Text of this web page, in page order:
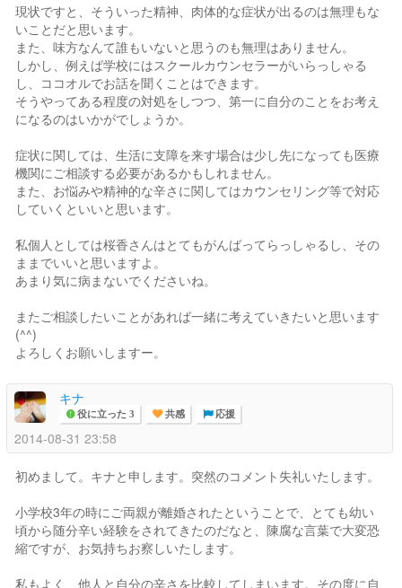
現状ですと、そういった精神、肉体的な症状が出るのは無理もな
いことだと思います。
また、味方なんて誰もいないと思うのも無理はありません。
しかし、例えば学校にはスクールカウンセラーがいらっしゃる
し、ココオルでお話を聞くことはできます。
そうやってある程度の対処をしつつ、第一に自分のことをお考え
になるのはいかがでしょうか。
症状に関しては、生活に支障を来す場合は少し先になっても医療
機関にご相談する必要があるかもしれません。
また、お悩みや精神的な辛さに関してはカウンセリング等で対応
していくといいと思います。
私個人としては桜香さんはとてもがんばってらっしゃるし、その
ままでいいと思いますよ。
あまり気に病まないでくださいね。
またご相談したいことがあれば一緒に考えていきたいと思います
(^^)
よろしくお願いしますー。
キナ
役に立った 3 共感 応援
2014-08-31 23:58
初めまして。キナと申します。突然のコメント失礼いたします。
小学校3年の時にご両親が離婚されたということで、とても幼い
頃から随分辛い経験をされてきたのだなと、陳腐な言葉で大変恐
縮ですが、お気持ちお察しいたします。
私もよく、他人と自分の辛さを比較してしまいます。その度に自